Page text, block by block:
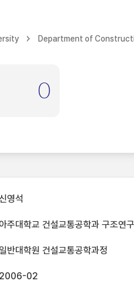
Department of
0
영석
주대학교 건설교통공학과 구조연
반대학원 건설교통공학과정
2006-02